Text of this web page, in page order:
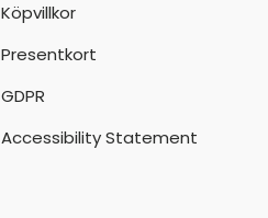
Köpvillkor
Presentkort
GDPR
Accessibility Statement